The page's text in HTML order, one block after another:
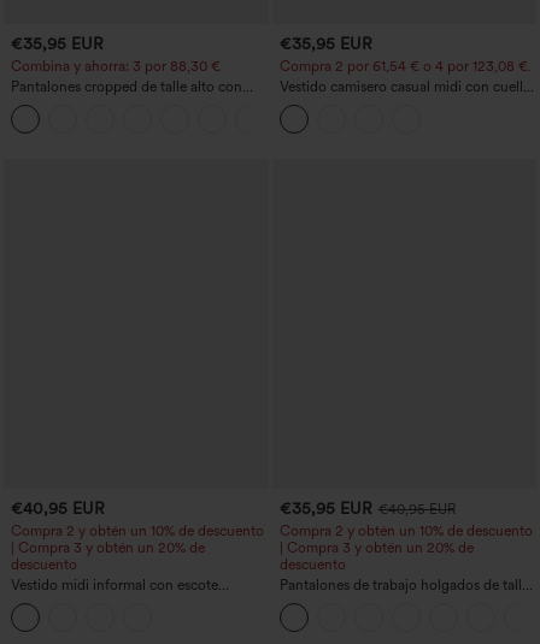
€35,95 EUR
Combina y ahorra: 3 por 88,30 €
Pantalones cropped de talle alto con
bolsillos con cremallera y efecto lino
€35,95 EUR
Compra 2 por 61,54 € o 4 por 123,08 €.
Vestido camisero casual midi con cuello,
mangas casquillo, cinturón, dobladillo
curvo con abertura y bolsillos
€40,95 EUR
Compra 2 y obtén un 10% de descuento
| Compra 3 y obtén un 20% de
descuento
Vestido midi informal con escote
redondo, sujetador integrado, sin
mangas y bajo con volantes
€35,95 EUR €40,95 EUR
Compra 2 y obtén un 10% de descuento
| Compra 3 y obtén un 20% de
descuento
Pantalones de trabajo holgados de talle
medio con bolsillos y pernera estilo
barril